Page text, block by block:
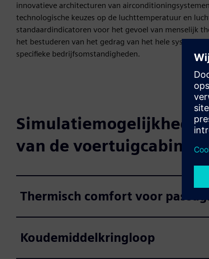
innovatieve architecturen van
technologische keuzes op de luchttemperatuur en
standaardindicatoren voor het gevoel van menselijk
het bestuderen van het gedrag van het hele systeem
specifieke bedrijfsomstandigheden.
van de voertuigcabine
Thermisch comfort voor
Koudemiddelkringloop